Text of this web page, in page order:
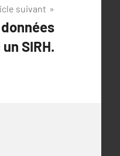
suivant
SIRH.